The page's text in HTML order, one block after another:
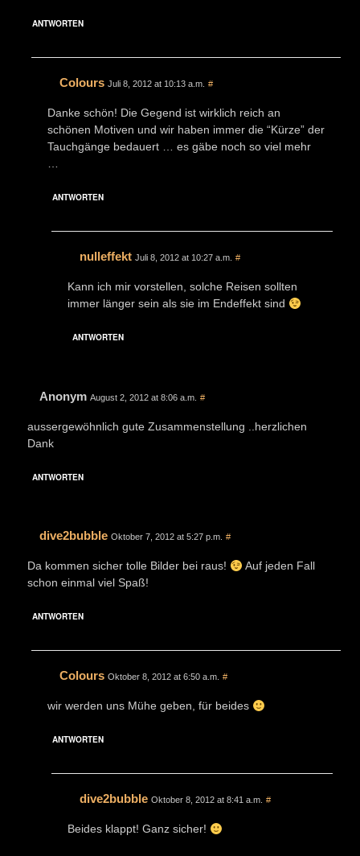
ANTWORTEN
Colours Juli 8, 2012 at 10:13 a.m. #
Danke schön! Die Gegend ist wirklich reich an
schönen Motiven und wir haben immer die “Kürze” der
Tauchgänge bedauert … es gäbe noch so viel mehr
…
ANTWORTEN
nulleffekt Juli 8, 2012 at 10:27 a.m. #
Kann ich mir vorstellen, solche Reisen sollten
immer länger sein als sie im Endeffekt sind
ANTWORTEN
Anonym August 2, 2012 at 8:06 a.m. #
aussergewöhnlich gute Zusammenstellung ..herzlichen
Dank
ANTWORTEN
dive2bubble Oktober 7, 2012 at 5:27 p.m. #
Da kommen sicher tolle Bilder bei raus!
Auf jeden Fall
schon einmal viel Spaß!
ANTWORTEN
Colours Oktober 8, 2012 at 6:50 a.m. #
wir werden uns Mühe geben, für beides
ANTWORTEN
dive2bubble Oktober 8, 2012 at 8:41 a.m. #
Beides klappt! Ganz sicher!